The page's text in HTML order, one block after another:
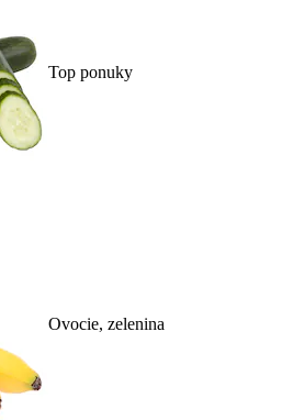
Top ponuky
Ovocie, zelenina